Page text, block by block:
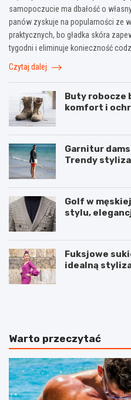
samopoczucie ma dbałość o
panów zyskuje na popularności ze
praktycznych, bo gładka skóra
tygodni i eliminuje konieczność
Czytaj dalej
Buty robocze
komfort i
Garnitur
Trendy
Golf w
stylu,
Fuksjowe
idealną
P
n
g
e
n
z
y
Z
a
i
p
i
ę
k
Warto przeczytać